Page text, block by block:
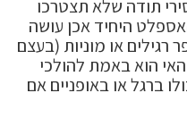
תודה שלא תצטרכו
היחיד אכן עושה
רגילים או מוניות (בעצם
הוא באמת להולכי
ברגל או באופניים אם